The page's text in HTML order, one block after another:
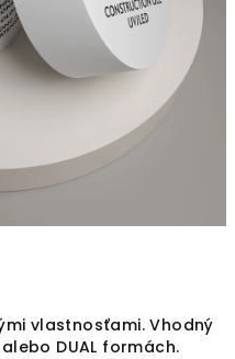
vlastnosťami. Vhodný
DUAL formách.